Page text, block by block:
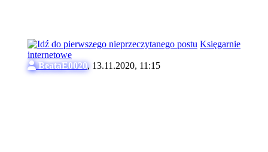
Księgarnie
internetowe
BeataE0020, 13.11.2020, 11:15